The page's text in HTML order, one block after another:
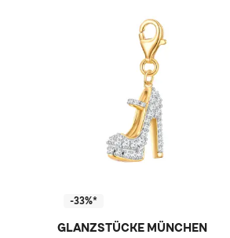
-33%*
GLANZSTÜCKE MÜNCHEN